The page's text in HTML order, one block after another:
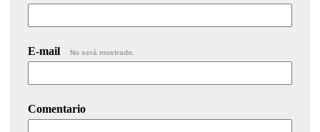
E-mail No será mostrado.
Comentario